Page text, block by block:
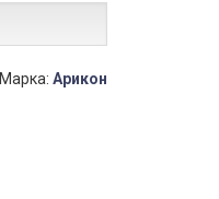
Марка: Арикон